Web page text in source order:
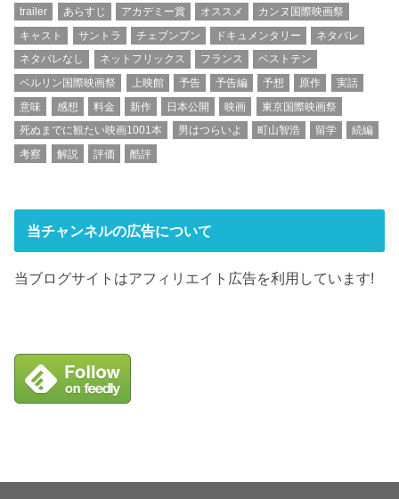
trailer
あらすじ アカデミー賞 オススメ
カンヌ国際映画祭
キャスト
サントラ チェブンブン ドキュメンタリー
ネタバレ
ネタバレなし
ネットフリックス フランス
ベストテン
ベルリン国際映画祭
上映館 予告 予告編 予想 原作
実話
意味
感想 料金 新作 日本公開 映画
東京国際映画祭
死ぬまでに観たい映画1001本
男はつらいよ 町山智浩 留学
続編
考察
解説 評価 酷評
当チャンネルの広告について
当ブログサイトはアフィリエイト広告を利用しています!